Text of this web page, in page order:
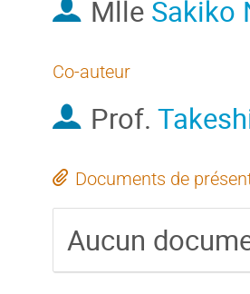
Mlle Sakiko
Co-auteur
Prof.
Documents de
Aucun